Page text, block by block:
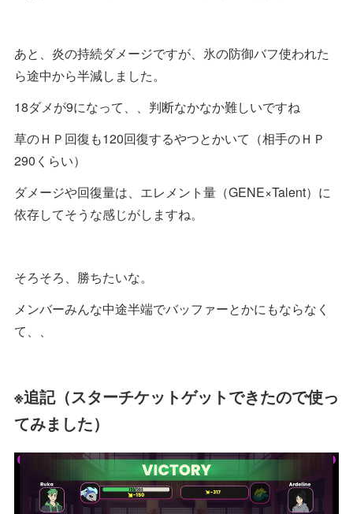
あと、炎の持続ダメージですが、氷の防御バフ使われた
ら途中から半減しました。
18ダメが9になって、、判断なかなか難しいですね
草のＨＰ回復も120回復するやつとかいて（相手のＨＰ
290くらい）
ダメージや回復量は、エレメント量（GENE×Talent）に
依存してそうな感じがしますね。
そろそろ、勝ちたいな。
メンバーみんな中途半端でバッファーとかにもならなく
て、、
※追記（スターチケットゲットできたので使っ
てみました）